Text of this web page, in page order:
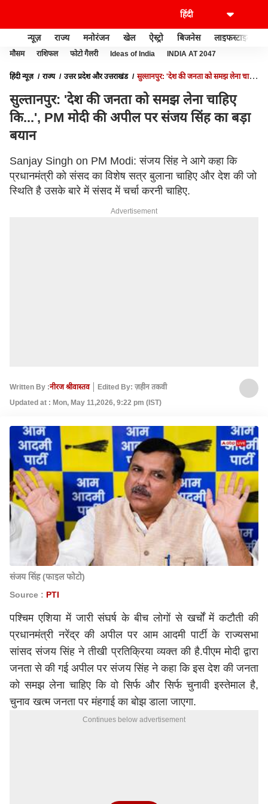
न्यूज़ राज्य मनोरंजन खेल ऐस्ट्रो बिजनेस लाइफस्टाइल
मौसम राशिफल फोटो गैलरी Ideas of India INDIA AT 2047
हिंदी न्यूज़ राज्य उत्तर प्रदेश और उत्तराखंड
सुल्तानपुर: 'देश की जनता को समझ लेना चाहिए
सुल्तानपुर: 'देश की जनता को समझ लेना चाहिए
कि...', PM मोदी की अपील पर संजय सिंह का बड़ा
बयान
Sanjay Singh on PM Modi: संजय सिंह ने आगे कहा कि
प्रधानमंत्री को संसद का विशेष सत्र बुलाना चाहिए और देश की जो
स्थिति है उसके बारे में संसद में चर्चा करनी चाहिए.
Advertisement
Written By :नीरज श्रीवास्‍तव
Edited By: ज़हीन तकवी
Updated at : Mon, May 11,2026, 9:22 pm (IST)
संजय सिंह (फाइल फोटो)
Source : PTI
पश्चिम एशिया में जारी संघर्ष के बीच लोगों से खर्चों में कटौती की
प्रधानमंत्री नरेंद्र की अपील पर आम आदमी पार्टी के राज्यसभा
सांसद संजय सिंह ने तीखी प्रतिक्रिया व्यक्त की है.पीएम मोदी द्वारा
जनता से की गई अपील पर संजय सिंह ने कहा कि इस देश की जनता
को समझ लेना चाहिए कि वो सिर्फ और सिर्फ चुनावी इस्तेमाल है,
चुनाव खत्म जनता पर मंहगाई का बोझ डाला जाएगा.
Continues below advertisement